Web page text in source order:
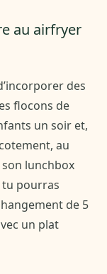
au airfryer
des
flocons de
un soir et,
au
son lunchbox
tu pourras
de 5
un plat